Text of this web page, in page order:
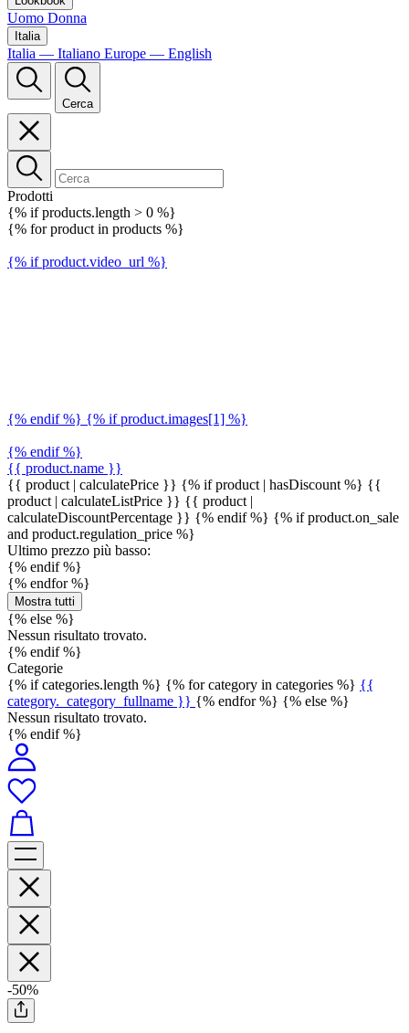
Uomo Donna
Italia
Italia — Italiano Europe — English
Cerca
Prodotti
{% if products.length > 0 %}
{% for product in products %}
{% if product.video_url %}
{% endif %} {% if product.images[1] %}
{% endif %}
{{ product.name }}
{{ product | calculatePrice }} {% if product | hasDiscount %} {{
product | calculateListPrice }} {{ product |
calculateDiscountPercentage }} {% endif %} {% if product.on_sale
and product.regulation_price %}
Ultimo prezzo più basso:
{% endif %}
{% endfor %}
Mostra tutti
{% else %}
Nessun risultato trovato.
{% endif %}
Categorie
{% if categories.length %} {% for category in categories %} {{
category._category_fullname }} {% endfor %} {% else %}
Nessun risultato trovato.
{% endif %}
-50%